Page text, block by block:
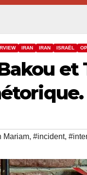
IRAN IRAN ISRAËL
et
Mariam, #incident,